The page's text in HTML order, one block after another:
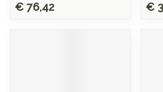
€ 76,42 €